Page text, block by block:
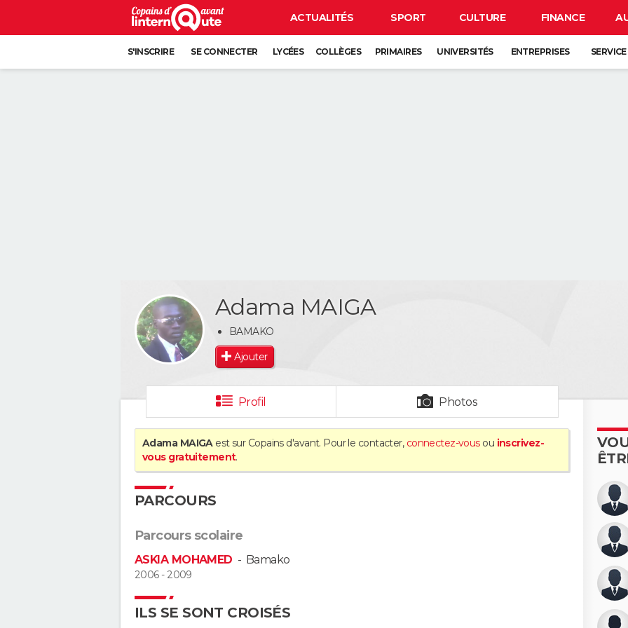
ACTUALITÉS SPORT CULTURE FINANCE
S'INSCRIRE SE CONNECTER LYCÉES COLLÈGES PRIMAIRES UNIVERSITÉS ENTREPRISES
Adama MAIGA
BAMAKO
Ajouter
Profil Photos
Adama MAIGA est sur Copains d'avant. Pour le contacter, connectez-vousou inscrivez-
vous gratuitement.
PARCOURS
Parcours scolaire
ASKIA MOHAMED - Bamako
2006 - 2009
ILS SE SONT CROISÉS